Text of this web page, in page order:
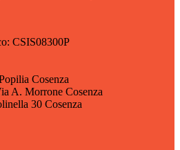
CSIS08300P
Cosenza
A. Morrone Cosenza
30 Cosenza